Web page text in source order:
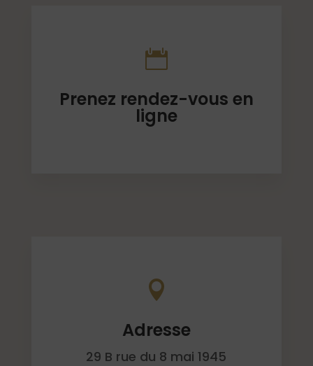

Prenez rendez-vous en
ligne

Adresse
29 B rue du 8 mai 1945